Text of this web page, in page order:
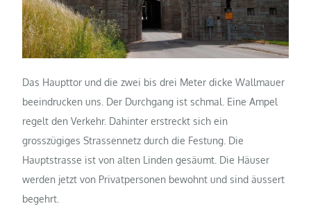
Das Haupttor und die zwei bis drei Meter dicke Wallmauer
beeindrucken uns. Der Durchgang ist schmal. Eine Ampel
regelt den Verkehr. Dahinter erstreckt sich ein
grosszügiges Strassennetz durch die Festung. Die
Hauptstrasse ist von alten Linden gesäumt. Die Häuser
werden jetzt von Privatpersonen bewohnt und sind äussert
begehrt.